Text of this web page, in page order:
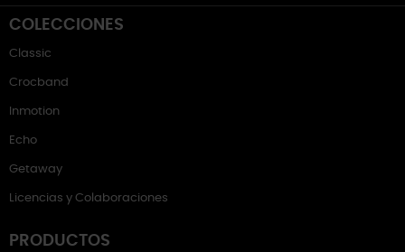
COLECCIONES
Classic
Crocband
Inmotion
Echo
Getaway
Licencias y Colaboraciones
PRODUCTOS